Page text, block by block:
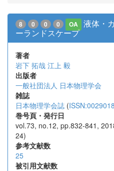
8 0 0 0 OA
液体・
ーランドスケープ
著者
岩下 拓哉 江上 毅
出版者
一般社団法人 日本物理学会
雑誌
日本物理学会誌 (
巻号頁・発行日
vol.73, no.12, pp.832-841,
24)
参考文献数
25
被引用文献数